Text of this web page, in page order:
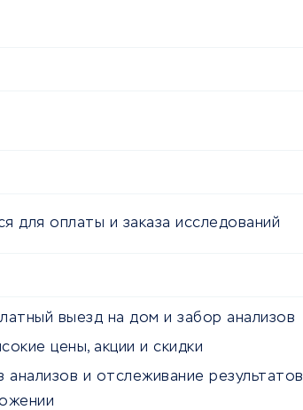
для оплаты и заказа исследований
выезд на дом и забор анализов
цены, акции и скидки
анализов и отслеживание